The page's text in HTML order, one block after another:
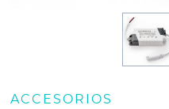
ACCESORIOS